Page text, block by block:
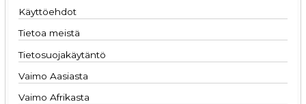
Käyttöehdot
Tietoa meistä
Tietosuojakäytäntö
Vaimo Aasiasta
Vaimo Afrikasta